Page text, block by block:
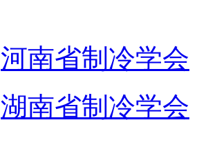
河南省制冷学会
湖南省制冷学会